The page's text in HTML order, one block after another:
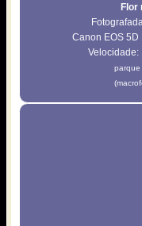
Flor
Canon EOS 5D
Velocidade:
parque